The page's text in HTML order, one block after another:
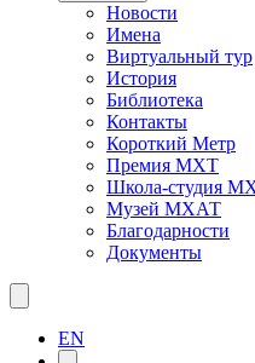
Новости
Имена
Виртуальный тур
История
Библиотека
Контакты
Короткий Метр
Премия МХТ
Школа-студия
Музей МХАТ
Благодарности
Документы
EN